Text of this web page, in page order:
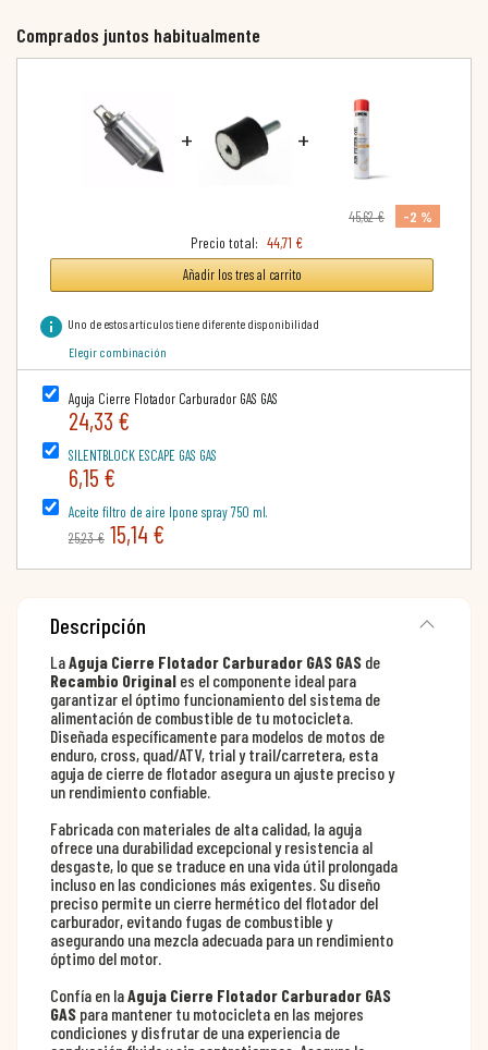
Comprados juntos habitualmente
+ +
45,62 €
-2 %
Precio total: 44,71 €
Añadir los tres al carrito
info Uno de estos artículos tiene diferente disponibilidad
Elegir combinación
Aguja Cierre Flotador Carburador GAS GAS
24,33 €
SILENTBLOCK ESCAPE GAS GAS
6,15 €
Aceite filtro de aire Ipone spray 750 ml.
25,23 € 15,14 €
Descripción
LaAguja Cierre Flotador Carburador GAS GAS de
Recambio Original es el componente ideal para
garantizar el óptimo funcionamiento del sistema de
alimentación de combustible de tu motocicleta.
Diseñada específicamente para modelos de motos de
enduro, cross, quad/ATV, trial y trail/carretera, esta
aguja de cierre de flotador asegura un ajuste preciso y
un rendimiento confiable.
Fabricada con materiales de alta calidad, la aguja
ofrece una durabilidad excepcional y resistencia al
desgaste, lo que se traduce en una vida útil prolongada
incluso en las condiciones más exigentes. Su diseño
preciso permite un cierre hermético del flotador del
carburador, evitando fugas de combustible y
asegurando una mezcla adecuada para un rendimiento
óptimo del motor.
Confía en laAguja Cierre Flotador Carburador GAS
GAS para mantener tu motocicleta en las mejores
condiciones y disfrutar de una experiencia de